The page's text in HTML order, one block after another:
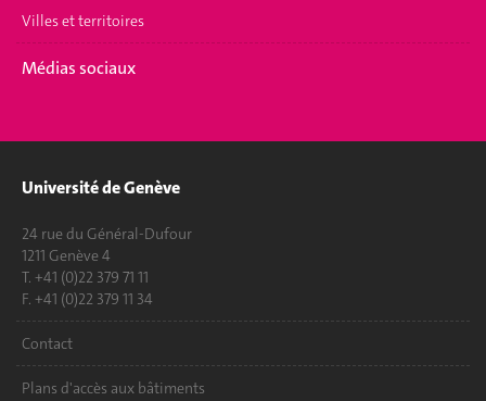
Villes et territoires
Médias sociaux
Université de Genève
24 rue du Général-Dufour
1211 Genève 4
T. +41 (0)22 379 71 11
F. +41 (0)22 379 11 34
Contact
Plans d'accès aux bâtiments